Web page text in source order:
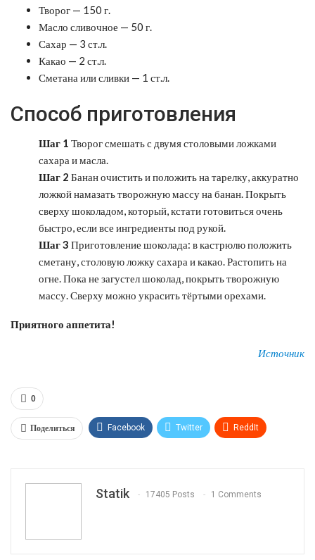
Творог — 150 г.
Масло сливочное — 50 г.
Сахар — 3 ст.л.
Какао — 2 ст.л.
Сметана или сливки — 1 ст.л.
Способ приготовления
Шаг 1 Творог смешать с двумя столовыми ложками
сахара и масла.
Шаг 2 Банан очистить и положить на тарелку, аккуратно
ложкой намазать творожную массу на банан. Покрыть
сверху шоколадом, который, кстати готовиться очень
быстро, если все ингредиенты под рукой.
Шаг 3 Приготовление шоколада: в кастрюлю положить
сметану, столовую ложку сахара и какао. Растопить на
огне. Пока не загустел шоколад, покрыть творожную
массу. Сверху можно украсить тёртыми орехами.
Приятного аппетита!
Источник
0
Поделиться Facebook Twitter ReddIt
Statik 17405 Posts 1 Comments